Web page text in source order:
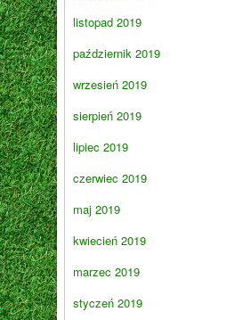
listopad 2019
październik 2019
wrzesień 2019
sierpień 2019
lipiec 2019
czerwiec 2019
maj 2019
kwiecień 2019
marzec 2019
styczeń 2019